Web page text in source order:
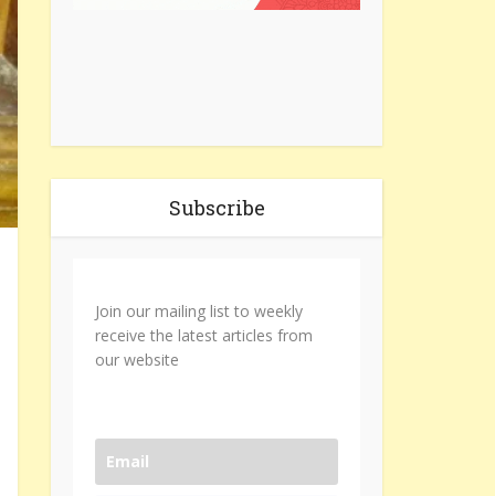
Subscribe
Join our mailing list to weekly
receive the latest articles from
our website